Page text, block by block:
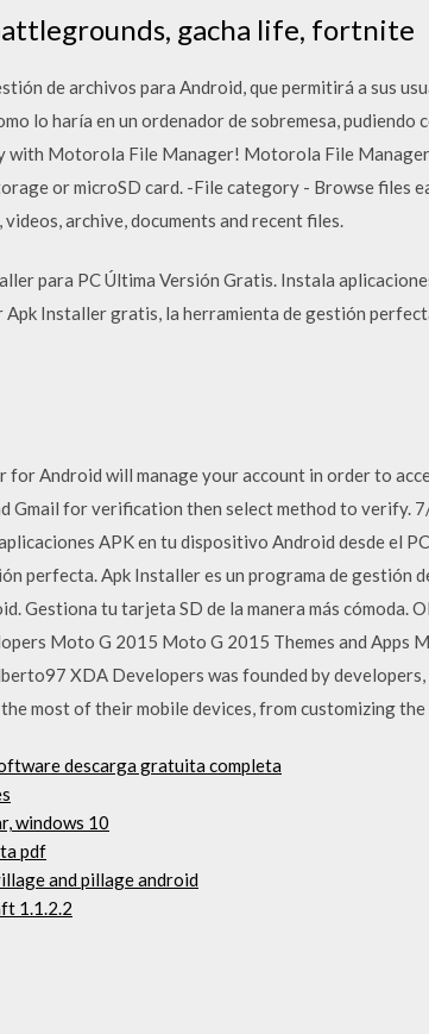
gacha life, fortnite
de archivos para Android, que permitirá a sus
lo haría en un ordenador de sobremesa, pudiendo
with Motorola File Manager! Motorola File
or microSD card. -File category - Browse
archive, documents and recent files.
para PC Última Versión Gratis. Instala
Apk Installer gratis, la herramienta de gestión
for Android will manage your account in order to
Gmail for verification then select method to verify.
APK en tu dispositivo Android desde el
perfecta. Apk Installer es un programa de gestión
Gestiona tu tarjeta SD de la manera más cómoda.
Moto G 2015 Moto G 2015 Themes and Apps
XDA Developers was founded by
most of their mobile devices, from customizing
descarga gratuita completa
windows 10
pdf
and pillage android
1.1.2.2